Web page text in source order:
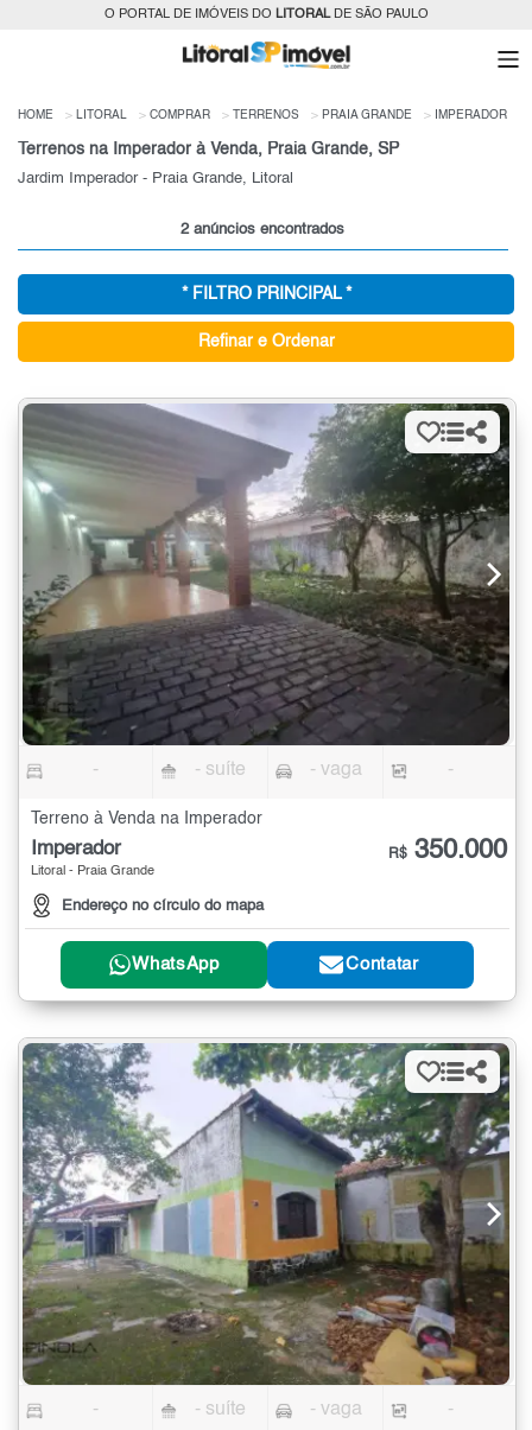
O PORTAL DE IMÓVEIS DO LITORALDE SÃO PAULO
HOME LITORAL COMPRAR TERRENOS PRAIA GRANDE IMPERADOR
Terrenos na Imperador à Venda, Praia Grande, SP
Jardim Imperador - Praia Grande, Litoral
2 anúncios encontrados
* FILTRO PRINCIPAL *
Refinar e Ordenar
- - suíte - vaga -
Terreno à Venda na Imperador
Imperador
Litoral - Praia Grande
Endereço no círculo do mapa
R$ 350.000
WhatsApp Contatar
- - suíte - vaga -